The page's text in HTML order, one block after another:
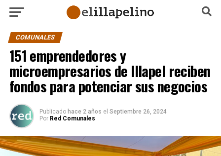
COMUNALES
151 emprendedores y
microempresarios de Illapel reciben
fondos para potenciar sus negocios
Publicado hace 2 años el Septiembre 26, 2024
Por Red Comunales